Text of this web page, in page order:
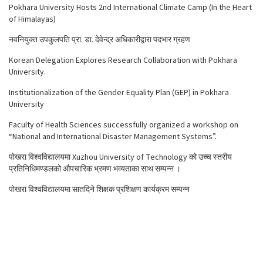
Pokhara University Hosts 2nd International Climate Camp (In the Heart
of Himalayas)
नवनियुक्त उपकुलपति प्रा. डा. देवेन्द्र अधिकारीद्वारा पदभार ग्रहण
Korean Delegation Explores Research Collaboration with Pokhara
University.
Institutionalization of the Gender Equality Plan (GEP) in Pokhara
University
Faculty of Health Sciences successfully organized a workshop on
“National and International Disaster Management Systems”.
पोखरा विश्वविद्यालयमा Xuzhou University of Technology को उच्च स्तरीय
प्रतिनिधिमण्डलको औपचारिक भ्रमण भव्यताका साथ सम्पन्न ।
पोखरा विश्वविद्यालयमा सातदिने शिक्षक प्रशिक्षण कार्यक्रम सम्पन्न